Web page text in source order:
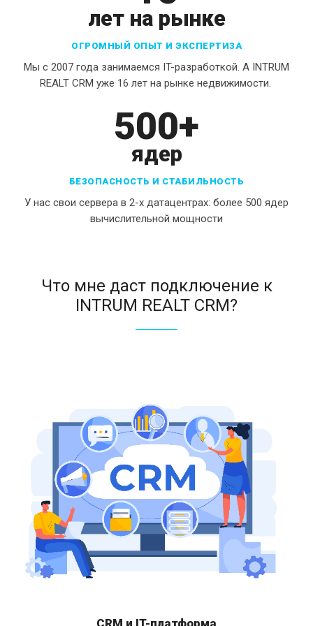
лет на рынке
ОГРОМНЫЙ ОПЫТ И ЭКСПЕРТИЗА
Мы с 2007 года занимаемся IT-разработкой. А INTRUM
REALT CRM уже 16 лет на рынке недвижимости.
500+
ядер
БЕЗОПАСНОСТЬ И СТАБИЛЬНОСТЬ
У нас свои сервера в 2-х датацентрах: более 500 ядер
вычислительной мощности
Что мне даст подключение к
INTRUM REALT CRM?
CRM и IT-платформа